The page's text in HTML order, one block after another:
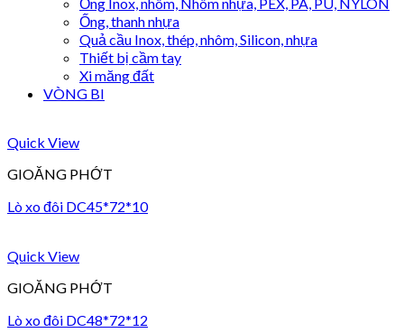
Ống, thanh nhựa
Quả cầu Inox, thép, nhôm, Silicon, nhựa
Thiết bị cầm tay
Xi măng đất
VÒNG BI
Quick View
GIOĂNG PHỚT
Lò xo đôi DC45*72*10
Quick View
GIOĂNG PHỚT
Lò xo đôi DC48*72*12